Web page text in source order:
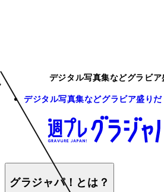
デジタル写真集などグラビ
デジタル写真集などグラビア盛り
グラジャパ！とは？